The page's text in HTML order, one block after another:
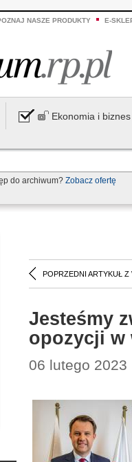
NASZE PRODUKTY E-
Ekonomia i biznes
do archiwum? Zobacz ofertę
POPRZEDNI ARTYKUŁ Z
Jesteśmy
opozycji w
06 lutego